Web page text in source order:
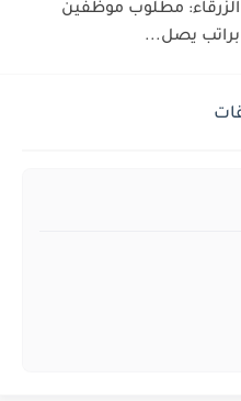
الزرقاء: مطلوب موظفين
براتب يصل...